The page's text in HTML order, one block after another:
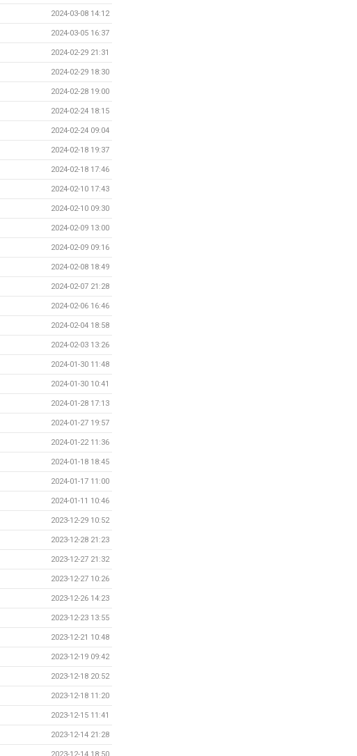
2024-03-08 14:12
2024-03-05 16:37
2024-02-29 21:31
2024-02-29 18:30
2024-02-28 19:00
2024-02-24 18:15
2024-02-24 09:04
2024-02-18 19:37
2024-02-18 17:46
2024-02-10 17:43
2024-02-10 09:30
2024-02-09 13:00
2024-02-09 09:16
2024-02-08 18:49
2024-02-07 21:28
2024-02-06 16:46
2024-02-04 18:58
2024-02-03 13:26
2024-01-30 11:48
2024-01-30 10:41
2024-01-28 17:13
2024-01-27 19:57
2024-01-22 11:36
2024-01-18 18:45
2024-01-17 11:00
2024-01-11 10:46
2023-12-29 10:52
2023-12-28 21:23
2023-12-27 21:32
2023-12-27 10:26
2023-12-26 14:23
2023-12-23 13:55
2023-12-21 10:48
2023-12-19 09:42
2023-12-18 20:52
2023-12-18 11:20
2023-12-15 11:41
2023-12-14 21:28